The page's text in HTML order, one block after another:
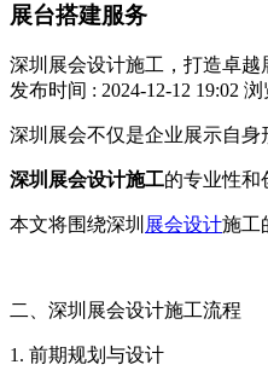
展台搭建服务
深圳展会设计施工，打造卓越
发布时间 : 2024-12-12 19:02 浏
深圳展会不仅是企业展示自身
深圳展会设计施工的专业性和
本文将围绕深圳 展会设计施工
二、深圳展会设计施工流程
1. 前期规划与设计